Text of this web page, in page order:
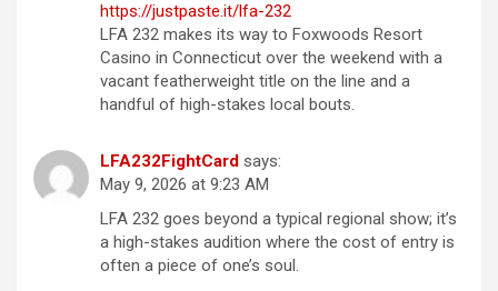
https://justpaste.it/lfa-232
LFA 232 makes its way to Foxwoods Resort
Casino in Connecticut over the weekend with a
vacant featherweight title on the line and a
handful of high-stakes local bouts.
LFA232FightCard says:
May 9, 2026 at 9:23 AM
LFA 232 goes beyond a typical regional show; it’s
a high-stakes audition where the cost of entry is
often a piece of one’s soul.